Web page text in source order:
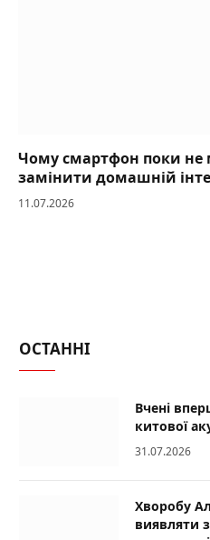
Чому смартфон поки не
замінити домашній
11.07.2026
ОСТАННІ
Вчені
китової
31.07.2026
Хворобу
виявляти